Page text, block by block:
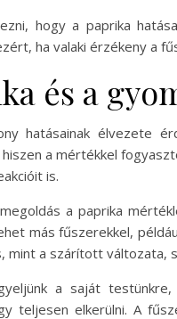
hogy a paprika
ha valaki érzékeny a
és a
hatásainak élvezete
a mértékkel
is.
a paprika
más fűszerekkel,
mint a szárított változata,
a saját
teljesen elkerülni. A